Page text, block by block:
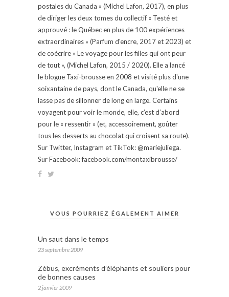
postales du Canada » (Michel Lafon, 2017), en plus
de diriger les deux tomes du collectif « Testé et
approuvé : le Québec en plus de 100 expériences
extraordinaires » (Parfum d'encre, 2017 et 2023) et
de coécrire « Le voyage pour les filles qui ont peur
de tout », (Michel Lafon, 2015 / 2020). Elle a lancé
le blogue Taxi-brousse en 2008 et visité plus d'une
soixantaine de pays, dont le Canada, qu'elle ne se
lasse pas de sillonner de long en large. Certains
voyagent pour voir le monde, elle, c’est d’abord
pour le « ressentir » (et, accessoirement, goûter
tous les desserts au chocolat qui croisent sa route).
Sur Twitter, Instagram et TikTok: @mariejuliega.
Sur Facebook: facebook.com/montaxibrousse/
VOUS POURRIEZ ÉGALEMENT AIMER
Un saut dans le temps
23 septembre 2009
Zébus, excréments d’éléphants et souliers pour
de bonnes causes
2 janvier 2009